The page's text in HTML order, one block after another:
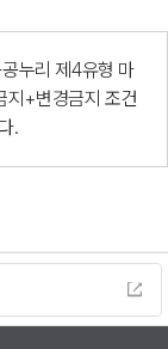
누리 제4유형 마
지+변경금지 조건
.